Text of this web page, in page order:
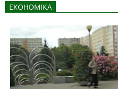
ЕКОНОМІКА